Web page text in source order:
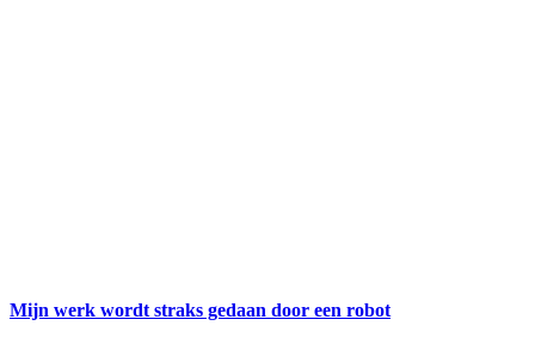
Mijn werk wordt straks gedaan door een robot